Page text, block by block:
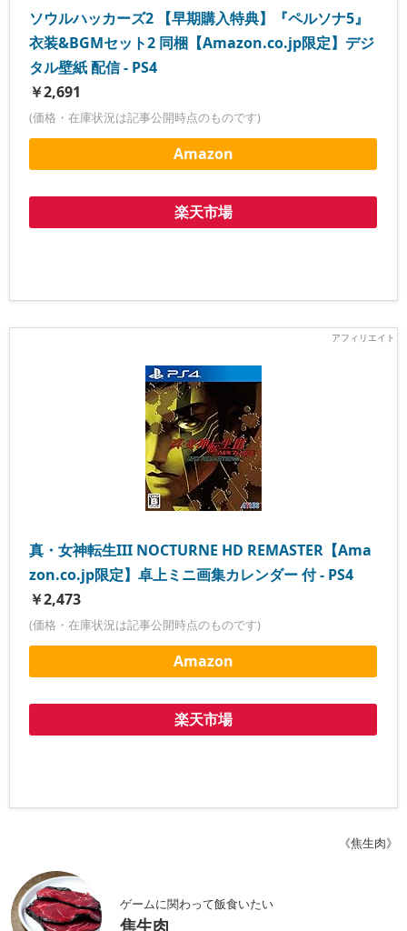
ソウルハッカーズ2 【早期購入特典】『ペルソナ5』
衣装&BGMセット2 同梱【Amazon.co.jp限定】デジ
タル壁紙 配信 - PS4
￥2,691
(価格・在庫状況は記事公開時点のものです)
Amazon
楽天市場
真・女神転生III NOCTURNE HD REMASTER【Ama
zon.co.jp限定】卓上ミニ画集カレンダー 付 - PS4
￥2,473
(価格・在庫状況は記事公開時点のものです)
Amazon
楽天市場
《焦生肉》
ゲームに関わって飯食いたい
焦生肉